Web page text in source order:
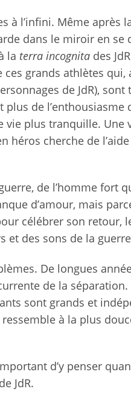
à l’infini. Même après
dans le miroir en se
la terra incognita des
grands athlètes
de JdR), sont
de l’enthousiasme
vie plus tranquille. Une
cherche de l’aide
de l’homme fort
d’amour, mais
célébrer son retour,
et des sons de la
De longues
de la séparation.
sont grands et
à la plus
d’y penser
JdR.